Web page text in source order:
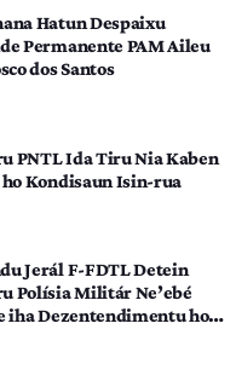
Hatun Despaixu
Permanente PAM Aileu
dos Santos
PNTL Ida Tiru Nia Kaben
ho Kondisaun Isin-rua
Jerál F-FDTL Detein
Polísia Militár Ne’ebé
iha Dezentendimentu ho